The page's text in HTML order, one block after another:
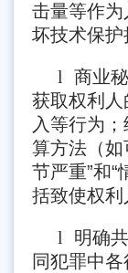
击量等作
坏技术保护
l 商业
获取权利人
入等行为
算方法（如
节严重”和“
括致使权利
l 明确
同犯罪中